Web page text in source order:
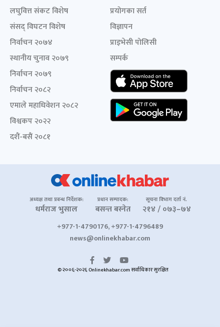
लघुवित्त संकट विशेष
संसद् विघटन विशेष
निर्वाचन २०७४
स्थानीय चुनाव २०७९
निर्वाचन २०७९
निर्वाचन २०८२
एमाले महाधिवेशन २०८२
विश्वकप २०२२
दशैं-बसैं २०८१
प्रयोगका सर्त
विज्ञापन
प्राइभेसी पोलिसी
सम्पर्क
अध्यक्ष तथा प्रबन्ध निर्देशक:
धर्मराज भुसाल
प्रधान सम्पादक:
बसन्त बस्नेत
सूचना विभाग दर्ता नं.
२१४ / ०७३–७४
+977-1-4790176, +977-1-4796489
news@onlinekhabar.com
© २००६-२०२६ Onlinekhabar.com सर्वाधिकार सुरक्षित